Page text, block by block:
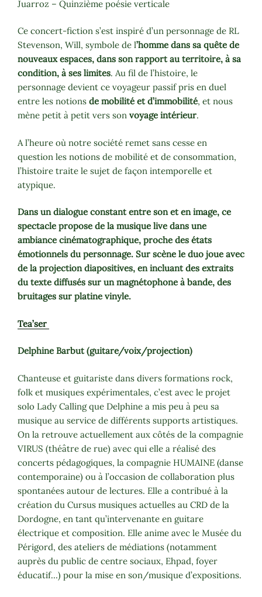
Juarroz – Quinzième poésie verticale
Ce concert-fiction s’est inspiré d’un personnage de RL
Stevenson, Will, symbole de l’homme dans sa quête de
nouveaux espaces, dans son rapport au territoire, à sa
condition, à ses limites. Au fil de l’histoire, le
personnage devient ce voyageur passif pris en duel
entre les notions de mobilité et d’immobilité, et nous
mène petit à petit vers son voyage intérieur.
A l’heure où notre société remet sans cesse en
question les notions de mobilité et de consommation,
l’histoire traite le sujet de façon intemporelle et
atypique.
Dans un dialogue constant entre son et en image, ce
spectacle propose de la musique live dans une
ambiance cinématographique, proche des états
émotionnels du personnage. Sur scène le duo joue avec
de la projection diapositives, en incluant des extraits
du texte diffusés sur un magnétophone à bande, des
bruitages sur platine vinyle.
Tea’ser
Delphine Barbut (guitare/voix/projection)
Chanteuse et guitariste dans divers formations rock,
folk et musiques expérimentales, c’est avec le projet
solo Lady Calling que Delphine a mis peu à peu sa
musique au service de différents supports artistiques.
On la retrouve actuellement aux côtés de la compagnie
VIRUS (théâtre de rue) avec qui elle a réalisé des
concerts pédagogiques, la compagnie HUMAINE (danse
contemporaine) ou à l’occasion de collaboration plus
spontanées autour de lectures. Elle a contribué à la
création du Cursus musiques actuelles au CRD de la
Dordogne, en tant qu’intervenante en guitare
électrique et composition. Elle anime avec le Musée du
Périgord, des ateliers de médiations (notamment
auprès du public de centre sociaux, Ehpad, foyer
éducatif…) pour la mise en son/musique d’expositions.